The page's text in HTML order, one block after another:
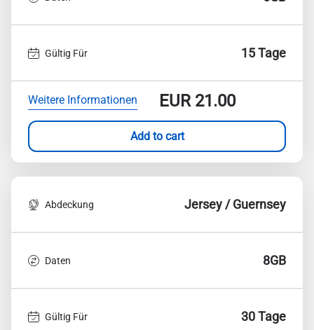
Gültig Für 15 Tage
Weitere Informationen EUR21.00
Add to cart
Abdeckung Jersey / Guernsey
Daten 8GB
Gültig Für 30 Tage